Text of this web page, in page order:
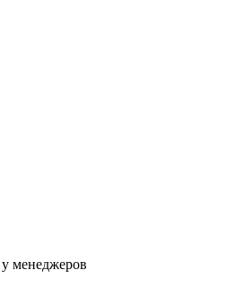
менеджеров